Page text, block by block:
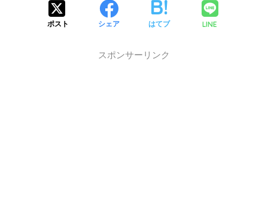
ポスト シェア はてブ LINE
スポンサーリンク